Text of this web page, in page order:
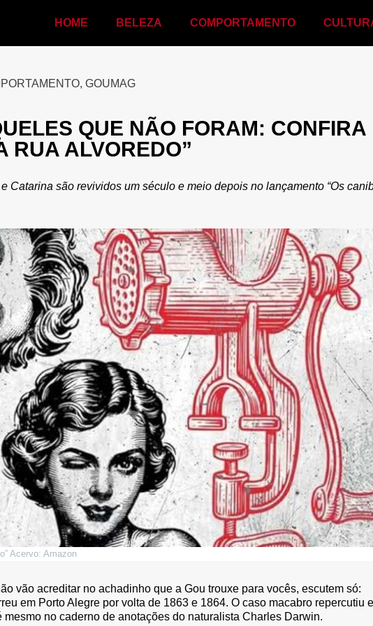
HOME BELEZA COMPORTAMENTO
, GOUMAG
QUE NÃO FORAM: CONFIRA
RUA ALVOREDO”
Catarina são revividos um século e meio depois no lançamento “Os
Acervo: Amazon
vão acreditar no achadinho que a Gou trouxe para vocês, escutem só:
em Porto Alegre por volta de 1863 e 1864. O caso macabro repercutiu
no caderno de anotações do naturalista Charles Darwin.